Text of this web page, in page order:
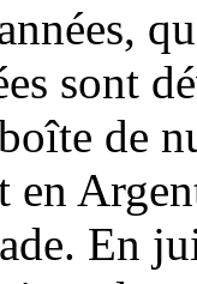
sont
de
en
En